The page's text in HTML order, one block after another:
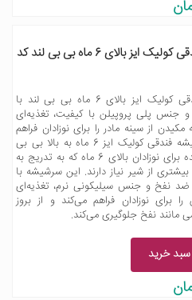
سر شیشه فندقی کولیک ایز بالای 6 ماه بی بی لند کد
سر شیشه فندقی کولیک ایز بالای 6 ماه بی بی لند با
جنس پلی‌ پروپیلن با کیفیت، تغذیه‌ای
از سینه مادر را برای نوزادان فراهم
می‌کند. سر شیشه فندقی کولیک ایز 6 ماه به بالا بی بی
لند طراحی شده برای نوزادان بالای 6 ماه که به تدریج به
از شیر نیاز دارند. این سرشیشه با
نفخ و جنس سیلیکونی نرم، تغذیه‌ای
برای نوزادان فراهم می‌کند و از بروز
مانند نفخ جلوگیری می‌کند.
سبد خرید